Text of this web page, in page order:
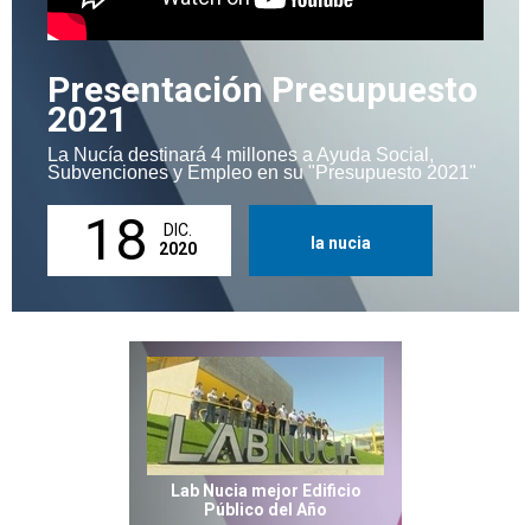
Presentación Presupuesto
2021
La Nucía destinará 4 millones a Ayuda Social,
Subvenciones y Empleo en su "Presupuesto 2021"
18
DIC.
2020
la nucia
Lab Nucia mejor Edificio
Público del Año